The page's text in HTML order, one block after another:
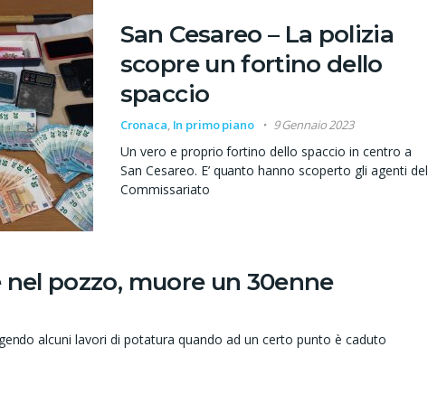
San Cesareo – La polizia
scopre un fortino dello
spaccio
Cronaca, In primo piano 9 Gennaio 2023
Un vero e proprio fortino dello spaccio in centro a
San Cesareo. E’ quanto hanno scoperto gli agenti del
Commissariato
nel pozzo, muore un 30enne
alcuni lavori di potatura quando ad un certo punto è caduto